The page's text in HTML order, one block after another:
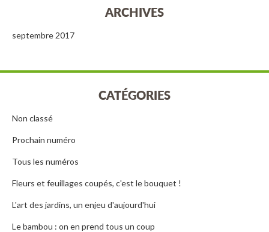
ARCHIVES
septembre 2017
CATÉGORIES
Non classé
Prochain numéro
Tous les numéros
Fleurs et feuillages coupés, c'est le bouquet !
L'art des jardins, un enjeu d'aujourd'hui
Le bambou : on en prend tous un coup